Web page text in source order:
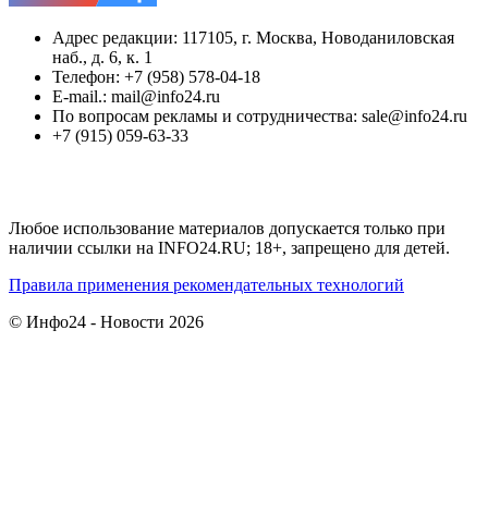
Адрес редакции: 117105, г. Москва, Новоданиловская
наб., д. 6, к. 1
Телефон: +7 (958) 578-04-18
E-mail.: mail@info24.ru
По вопросам рекламы и сотрудничества: sale@info24.ru
+7 (915) 059-63-33
Любое использование материалов допускается только при
наличии ссылки на INFO24.RU; 18+, запрещено для детей.
Правила применения рекомендательных технологий
© Инфо24 - Новости 2026